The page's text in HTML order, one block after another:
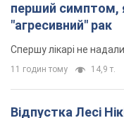
перший симптом,
"агресивний" рак
Спершу лікарі не
11 годин тому 14,9 т.
Відпустка Лесі